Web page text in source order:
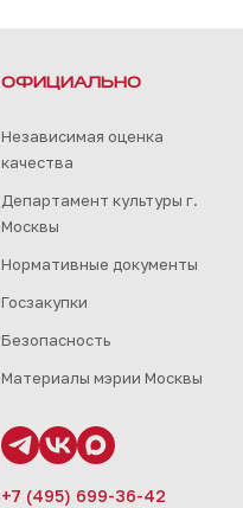
ОФИЦИАЛЬНО
Независимая оценка
качества
Департамент культуры г.
Москвы
Нормативные документы
Госзакупки
Безопасность
Материалы мэрии Москвы
+7 (495) 699-36-42